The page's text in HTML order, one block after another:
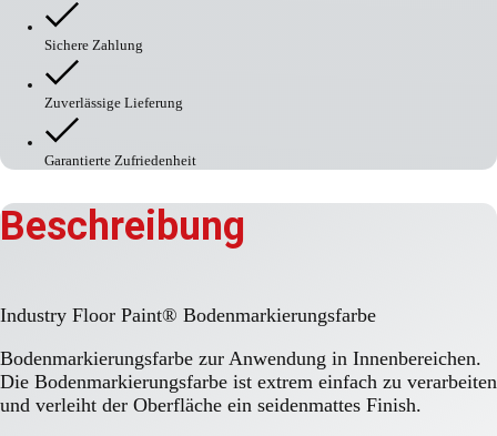
Sichere Zahlung
Zuverlässige Lieferung
Garantierte Zufriedenheit
Beschreibung
Industry Floor Paint® Bodenmarkierungsfarbe
Bodenmarkierungsfarbe zur Anwendung in Innenbereichen.
Die Bodenmarkierungsfarbe ist extrem einfach zu verarbeiten
und verleiht der Oberfläche ein seidenmattes Finish.